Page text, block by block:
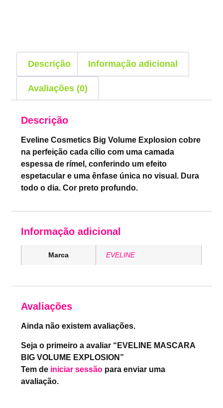
Descrição Informação adicional
Avaliações (0)
Descrição
Eveline Cosmetics Big Volume Explosion cobre
na perfeição cada cílio com uma camada
espessa de rímel, conferindo um efeito
espetacular e uma ênfase única no visual. Dura
todo o dia. Cor preto profundo.
Informação adicional
Marca EVELINE
Avaliações
Ainda não existem avaliações.
Seja o primeiro a avaliar “EVELINE MASCARA
BIG VOLUME EXPLOSION”
Tem de iniciar sessão para enviar uma
avaliação.